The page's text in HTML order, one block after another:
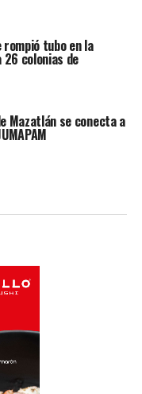
tubo en la
colonias de
Mazatlán se conecta a